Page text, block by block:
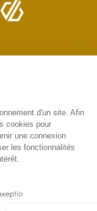
d'un site. Afin
cookies pour
une connexion
les fonctionnalités